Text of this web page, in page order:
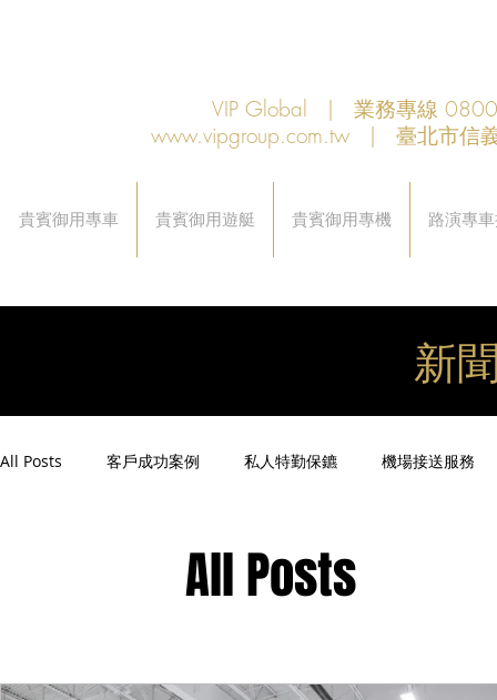
VIP Global | 業務專線
www.vipgroup.com.tw | 臺北市信
貴賓御用專車 貴賓御用遊艇 貴賓御用專機 路演專
新
All Posts 客戶成功案例 私人特勤保鑣 機場接送服務
主管專業司機 活動禮賓接待
All Posts